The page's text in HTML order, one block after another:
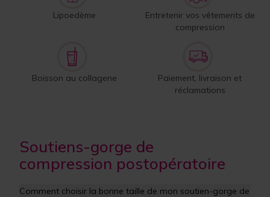
Lipoedème
Entretenir vos vêtements de
compression
Boisson au collagene
Paiement, livraison et
réclamations
Soutiens-gorge de
compression postopératoire
Comment choisir la bonne taille de mon soutien-gorge de